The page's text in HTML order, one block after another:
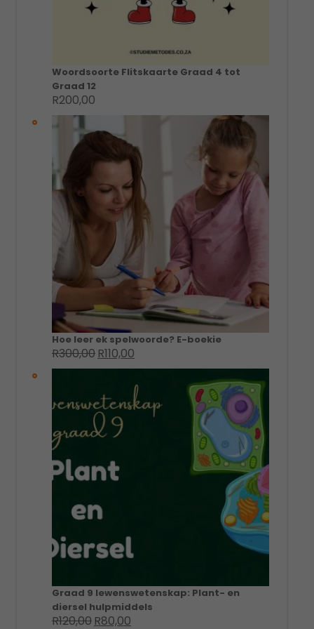
Woordsoorte Flitskaarte Graad 4 tot
Graad 12
R200,00
Hoe leer ek spelwoorde? E-boekie
R300,00 Original
price
R300,00.
R110,00
price
is:
R110,00.
Graad 9 lewenswetenskap: Plant- en
diersel hulpmiddels
R120,00 Original
R80,00